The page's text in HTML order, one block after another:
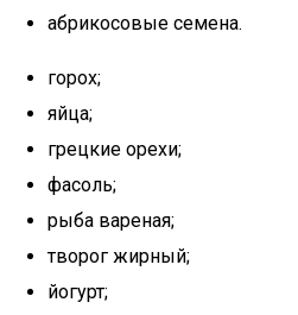
абрикосовые семена.
горох;
яйца;
грецкие орехи;
фасоль;
рыба вареная;
творог жирный;
йогурт;